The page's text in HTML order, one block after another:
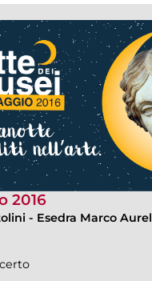
2016
- Esedra Marco